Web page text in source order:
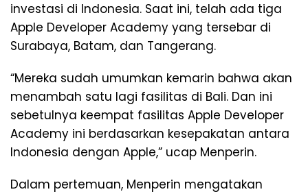
investasi di Indonesia. Saat ini, telah ada tiga
Apple Developer Academy yang tersebar di
Surabaya, Batam, dan Tangerang.
“Mereka sudah umumkan kemarin bahwa akan
menambah satu lagi fasilitas di Bali. Dan ini
sebetulnya keempat fasilitas Apple Developer
Academy ini berdasarkan kesepakatan antara
Indonesia dengan Apple,” ucap Menperin.
Dalam pertemuan, Menperin mengatakan